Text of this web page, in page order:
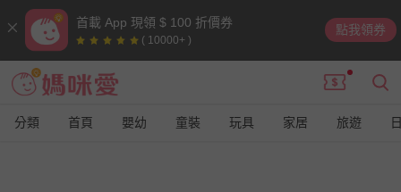
首載 App 現領 $ 100 折價券
( 10000+ )
點我領券
分類 首頁 嬰幼 童裝 玩具 家居 旅遊